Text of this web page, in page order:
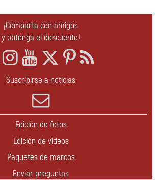
¡Comparta con amigos
y obtenga el descuento!
Suscribirse a noticias
Edición de fotos
Edición de vídeos
Paquetes de marcos
Enviar preguntas